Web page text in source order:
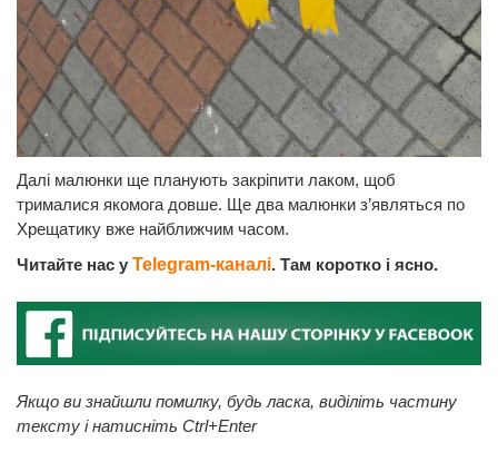
Далі малюнки ще планують закріпити лаком, щоб
трималися якомога довше. Ще два малюнки з’являться по
Хрещатику вже найближчим часом.
Читайте нас у Telegram-каналі. Там коротко і ясно.
Якщо ви знайшли помилку, будь ласка, виділіть частину
тексту і натисніть Ctrl+Enter